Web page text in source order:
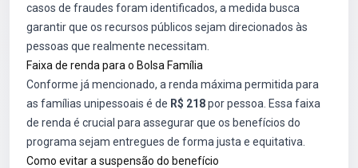
casos de fraudes foram identificados, a medida busca
garantir que os recursos públicos sejam direcionados às
pessoas que realmente necessitam.
Faixa de renda para o Bolsa Família
Conforme já mencionado, a renda máxima permitida para
as famílias unipessoais é de R$ 218por pessoa. Essa faixa
de renda é crucial para assegurar que os benefícios do
programa sejam entregues de forma justa e equitativa.
Como evitar a suspensão do benefício